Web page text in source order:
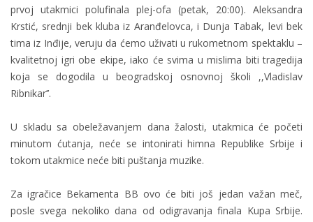
prvoj utakmici polufinala plej-ofa (petak, 20:00). Aleksandra
Krstić, srednji bek kluba iz Aranđelovca, i Dunja Tabak, levi bek
tima iz Inđije, veruju da ćemo uživati u rukometnom spektaklu –
kvalitetnoj igri obe ekipe, iako će svima u mislima biti tragedija
koja se dogodila u beogradskoj osnovnoj školi ,,Vladislav
Ribnikar’’.
U skladu sa obeležavanjem dana žalosti, utakmica će početi
minutom ćutanja, neće se intonirati himna Republike Srbije i
tokom utakmice neće biti puštanja muzike.
Za igračice Bekamenta BB ovo će biti još jedan važan meč,
posle svega nekoliko dana od odigravanja finala Kupa Srbije.